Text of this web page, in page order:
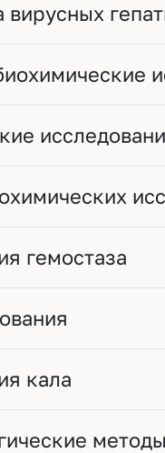
вирусных
гемостаза
кала
методы